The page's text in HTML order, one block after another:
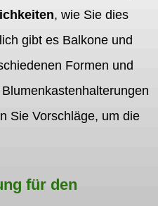
, wie Sie dies
gibt es Balkone und
Formen und
Sie Vorschläge, um die
für den